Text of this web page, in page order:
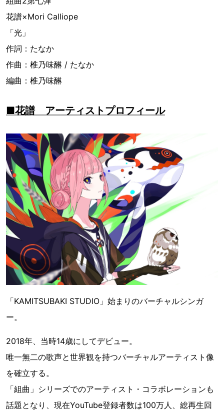
花譜×Mori Calliope
「光」
作詞：たなか
作曲：椎乃味醂 / たなか
編曲：椎乃味醂
■花譜 アーティストプロフィール
「KAMITSUBAKI STUDIO」始まりのバーチャルシンガ
ー。
2018年、当時14歳にしてデビュー。
唯一無二の歌声と世界観を持つバーチャルアーティスト像
を確立する。
「組曲」シリーズでのアーティスト・コラボレーションも
話題となり、現在YouTube登録者数は100万人、総再生回